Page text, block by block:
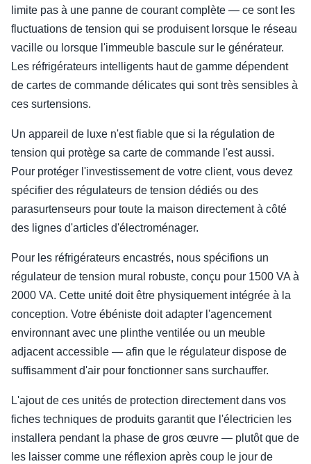
limite pas à une panne de courant complète — ce sont les
fluctuations de tension qui se produisent lorsque le réseau
vacille ou lorsque l'immeuble bascule sur le générateur.
Les réfrigérateurs intelligents haut de gamme dépendent
de cartes de commande délicates qui sont très sensibles à
ces surtensions.
Un appareil de luxe n'est fiable que si la régulation de
tension qui protège sa carte de commande l'est aussi.
Pour protéger l'investissement de votre client, vous devez
spécifier des régulateurs de tension dédiés ou des
parasurtenseurs pour toute la maison directement à côté
des lignes d'articles d'électroménager.
Pour les réfrigérateurs encastrés, nous spécifions un
régulateur de tension mural robuste, conçu pour 1500 VA à
2000 VA. Cette unité doit être physiquement intégrée à la
conception. Votre ébéniste doit adapter l'agencement
environnant avec une plinthe ventilée ou un meuble
adjacent accessible — afin que le régulateur dispose de
suffisamment d'air pour fonctionner sans surchauffer.
L'ajout de ces unités de protection directement dans vos
fiches techniques de produits garantit que l'électricien les
installera pendant la phase de gros œuvre — plutôt que de
les laisser comme une réflexion après coup le jour de